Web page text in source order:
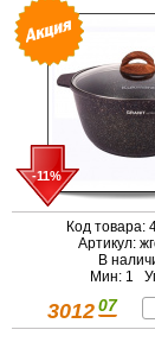
-11%
Код товара:
Артикул:
В
Мин: 1
3012 07